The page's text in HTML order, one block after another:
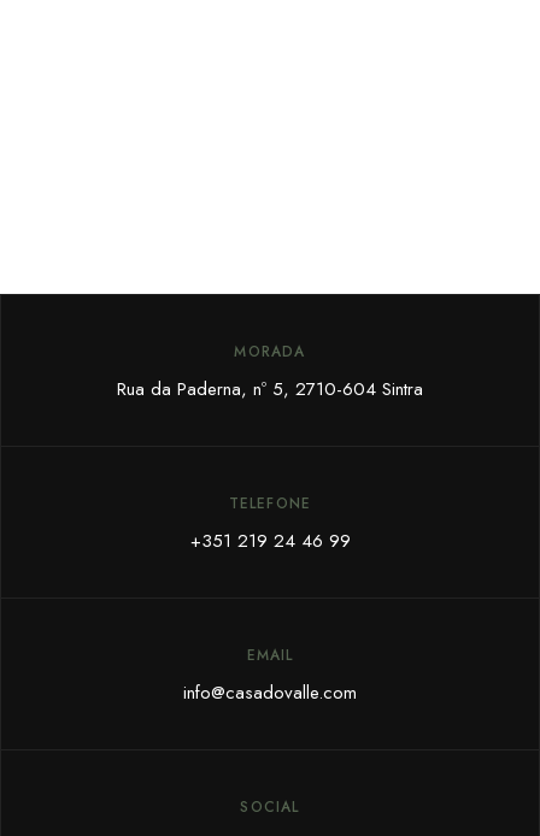
MORADA
Rua da Paderna, nº 5, 2710-604 Sintra
TELEFONE
+351 219 24 46 99
EMAIL
info@casadovalle.com
SOCIAL